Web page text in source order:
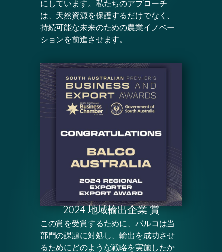
にしています。私たちのアプローチ
は、天然資源を保護するだけでなく、
持続可能な未来のための農業イノベー
ションを前進させます。
2024 地域輸出企業 賞
この賞を受賞するために、バルコは当
部門の課題に対処し、輸出を成功させ
るためにどのような戦略を実施したか